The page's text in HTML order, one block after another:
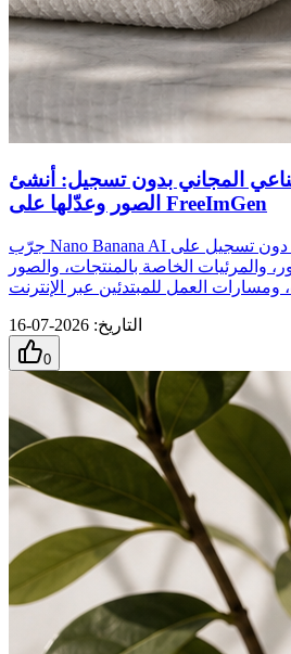
المجاني بدون تسجيل: أنشئ
الصور وعدّلها على FreeImGen
جرّب Nano Banana AI مجانًا دون تسجيل على FreeImGen لتوليد
والمرئيات الخاصة بالمنتجات، والصور
التاريخ:
2026-07-16
0